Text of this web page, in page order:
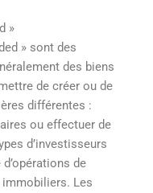
»
» sont des
des biens
de créer ou de
différentes :
ou effectuer de
d’investisseurs
de
Les